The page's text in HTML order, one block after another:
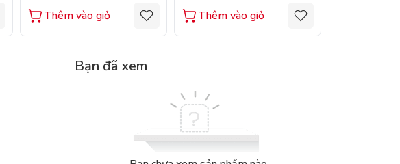
Thêm vào giỏ Thêm vào giỏ
Bạn đã xem